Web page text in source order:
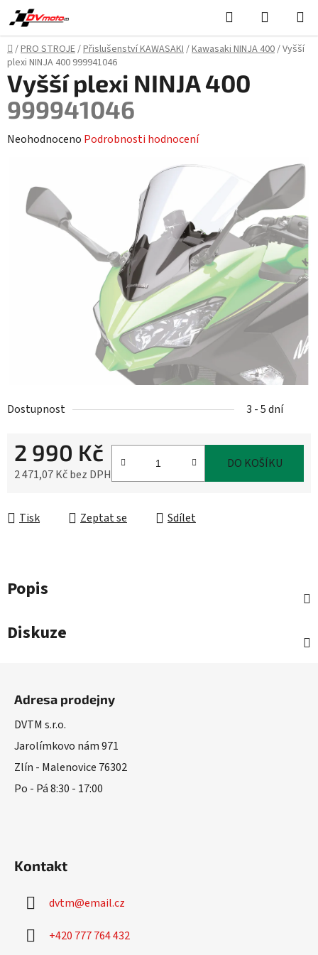
Přejít
na
obsah
Hledat
KOŠÍK
Domů
/PRO STROJE/Přislušenství KAWASAKI/Kawasaki NINJA 400/Vyšší
plexi NINJA 400 999941046
Dostupnost 3 - 5 dní
2 990 Kč
2 471,07 Kč bez DPH
DO KOŠÍKU
Tisk Zeptat se Sdílet
Vyšší plexi NINJA 400
999941046
Průměrné
Neohodnoceno Podrobnosti hodnocení
Popis
Diskuze
Adresa prodejny
DVTM s.r.o.
Jarolímkovo nám 971
Zlín - Malenovice 76302
Po - Pá 8:30 - 17:00
Kontakt
dvtm@email.cz
+420 777 764 432